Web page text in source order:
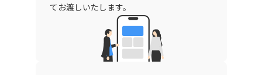
てお渡しいたします。